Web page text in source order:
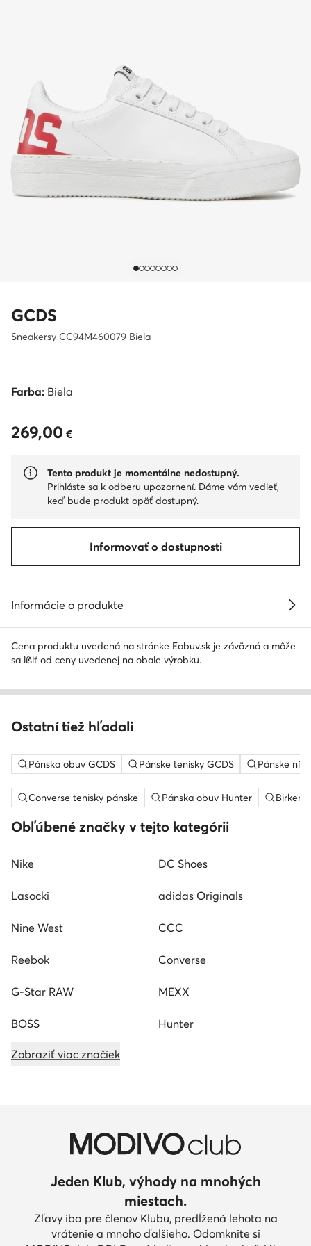
GCDS
Sneakersy CC94M460079 Biela
Farba: Biela
269,00 €
269,00 €
Tento produkt je momentálne nedostupný.
Prihláste sa k odberu upozornení. Dáme vám vedieť,
keď bude produkt opäť dostupný.
Informovať o dostupnosti
Informácie o produkte
Cena produktu uvedená na stránke Eobuv.sk je záväzná a môže
sa líšiť od ceny uvedenej na obale výrobku.
Ostatní tiež hľadali
Pánska obuv GCDS Pánske tenisky GCDS Pánske
Converse tenisky pánske Pánska obuv Hunter
Obľúbené značky v tejto kategórii
Nike DC Shoes
Lasocki adidas Originals
Nine West CCC
Reebok Converse
G-Star RAW MEXX
BOSS Hunter
Zobraziť viac značiek
Jeden Klub, výhody na mnohých
miestach.
Zľavy iba pre členov Klubu, predĺžená lehota na
vrátenie a mnoho ďalšieho. Odomknite si